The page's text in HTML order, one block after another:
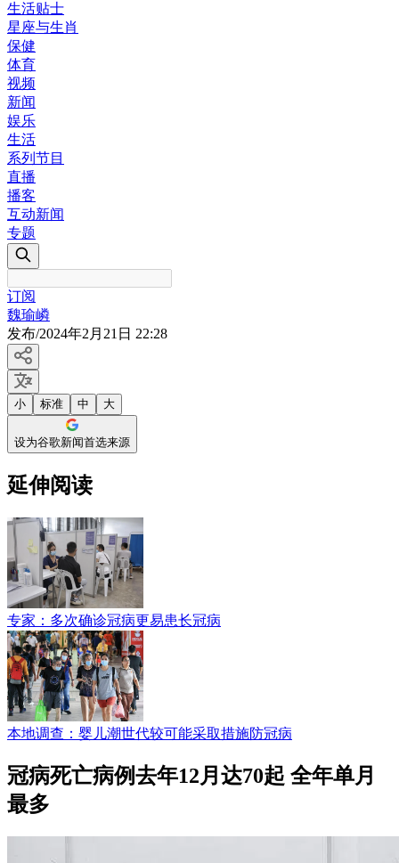
生活贴士
星座与生肖
保健
体育
视频
新闻
娱乐
生活
系列节目
直播
播客
互动新闻
专题
订阅
魏瑜嶙
发布/2024年2月21日 22:28
小 标准 中 大
设为谷歌新闻首选来源
延伸阅读
专家：多次确诊冠病更易患长冠病
本地调查：婴儿潮世代较可能采取措施防冠病
冠病死亡病例去年12月达70起 全年单月
最多